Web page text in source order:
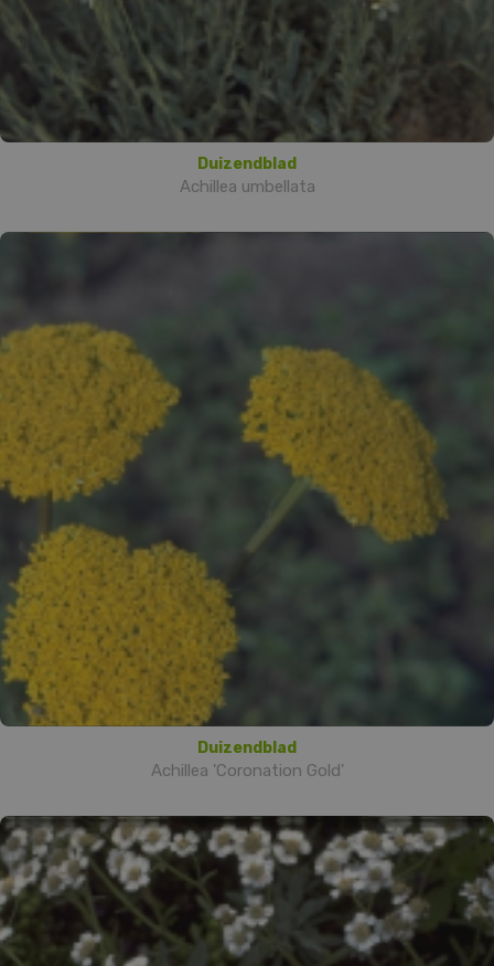
Duizendblad
Achillea umbellata
Duizendblad
Achillea 'Coronation Gold'